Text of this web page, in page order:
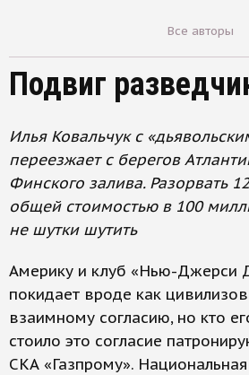
Все авторы
Подвиг
Илья Ковальчук с
переезжает с берегов
Финского залива. Разорвать
общей стоимостью в 100
не шутки шутить
Америку и клуб «Нью-Джерси
покидает вроде как
взаимному согласию, но кто
стоило это согласие
СКА «Газпрому».